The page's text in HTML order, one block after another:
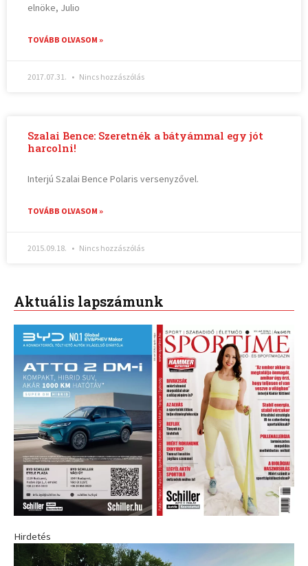
elnöke, Julio
TOVÁBB OLVASOM »
2017.07.31. Nincs hozzászólás
Szalai Bence: Szeretnék a bátyámmal egy jót
harcolni!
Interjú Szalai Bence Polaris versenyzővel.
TOVÁBB OLVASOM »
2015.09.18. Nincs hozzászólás
Aktuális lapszámunk
Hirdetés